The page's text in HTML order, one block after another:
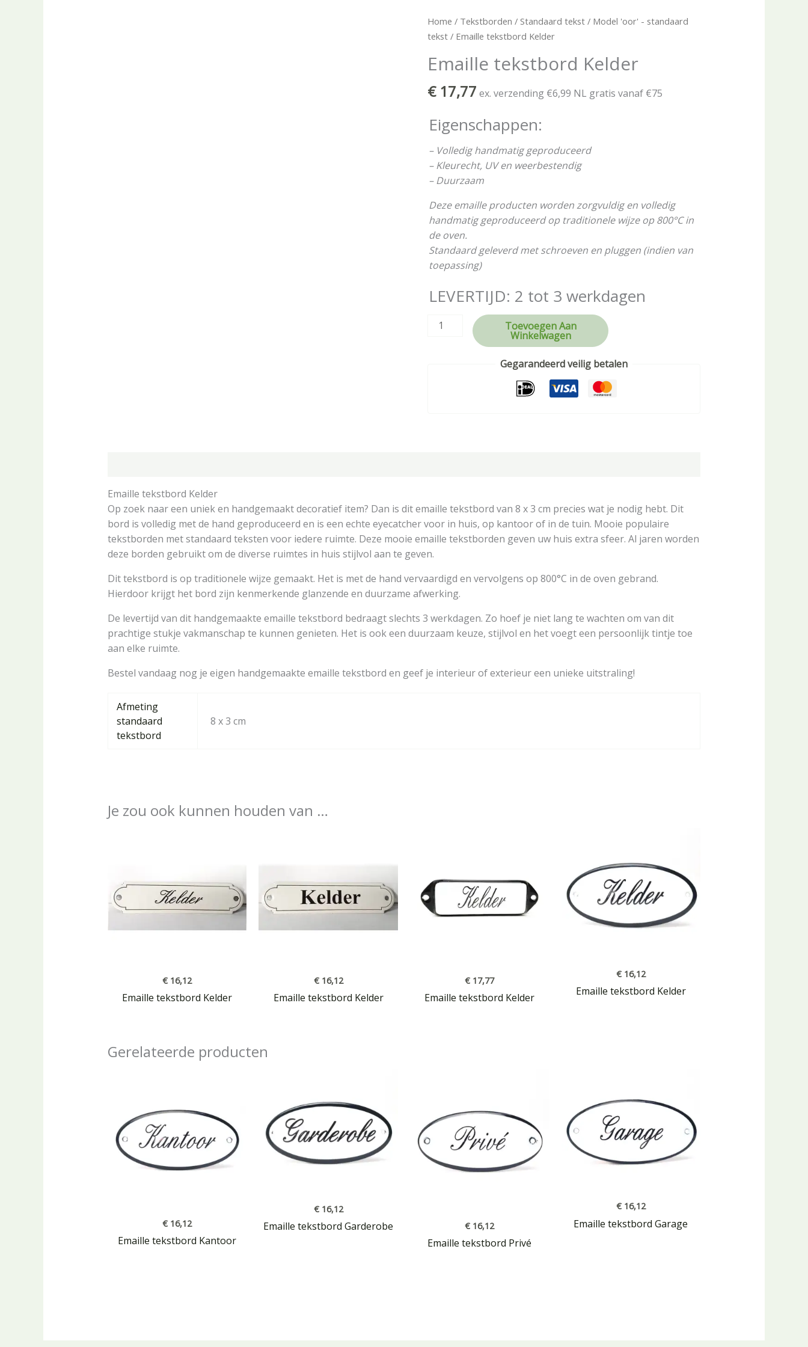
Home / Tekstborden / Standaard tekst / Model 'oor' - standaard
tekst / Emaille tekstbord Kelder
Emaille tekstbord Kelder
€17,77 ex. verzending €6,99 NL gratis vanaf €75
Eigenschappen:
– Volledig handmatig geproduceerd
– Kleurecht, UV en weerbestendig
– Duurzaam
Deze emaille producten worden zorgvuldig en volledig
handmatig geproduceerd op traditionele wijze op 800°C in
de oven.
Standaard geleverd met schroeven en pluggen (indien van
toepassing)
LEVERTIJD: 2 tot 3 werkdagen
Emaille
tekstbord
aantal
Toevoegen Aan
Winkelwagen
Gegarandeerd veilig betalen
Emaille tekstbord Kelder
Op zoek naar een uniek en handgemaakt decoratief item? Dan is dit emaille tekstbord van 8 x 3 cm precies wat je nodig hebt. Dit
bord is volledig met de hand geproduceerd en is een echte eyecatcher voor in huis, op kantoor of in de tuin. Mooie populaire
tekstborden met standaard teksten voor iedere ruimte. Deze mooie emaille tekstborden geven uw huis extra sfeer. Al jaren worden
deze borden gebruikt om de diverse ruimtes in huis stijlvol aan te geven.
Dit tekstbord is op traditionele wijze gemaakt. Het is met de hand vervaardigd en vervolgens op 800°C in de oven gebrand.
Hierdoor krijgt het bord zijn kenmerkende glanzende en duurzame afwerking.
De levertijd van dit handgemaakte emaille tekstbord bedraagt slechts 3 werkdagen. Zo hoef je niet lang te wachten om van dit
prachtige stukje vakmanschap te kunnen genieten. Het is ook een duurzaam keuze, stijlvol en het voegt een persoonlijk tintje toe
aan elke ruimte.
Bestel vandaag nog je eigen handgemaakte emaille tekstbord en geef je interieur of exterieur een unieke uitstraling!
Afmeting
standaard
tekstbord
8 x 3 cm
Je zou ook kunnen houden van …
€ 16,12
Emaille tekstbord Kelder
€16,12
Emaille tekstbord Kelder
€ 17,77
Emaille tekstbord Kelder
€16,12
Emaille tekstbord Kelder
Gerelateerde producten
€ 16,12
Emaille tekstbord Kantoor
€16,12
Emaille tekstbord Garderobe € 16,12
Emaille tekstbord Privé
€16,12
Emaille tekstbord Garage